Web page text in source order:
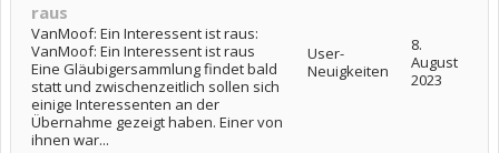
raus
VanMoof: Ein Interessent ist raus:
VanMoof: Ein Interessent ist raus
Eine Gläubigersammlung findet bald
statt und zwischenzeitlich sollen sich
einige Interessenten an der
Übernahme gezeigt haben. Einer von
ihnen war...
User-
Neuigkeiten
8.
August
2023